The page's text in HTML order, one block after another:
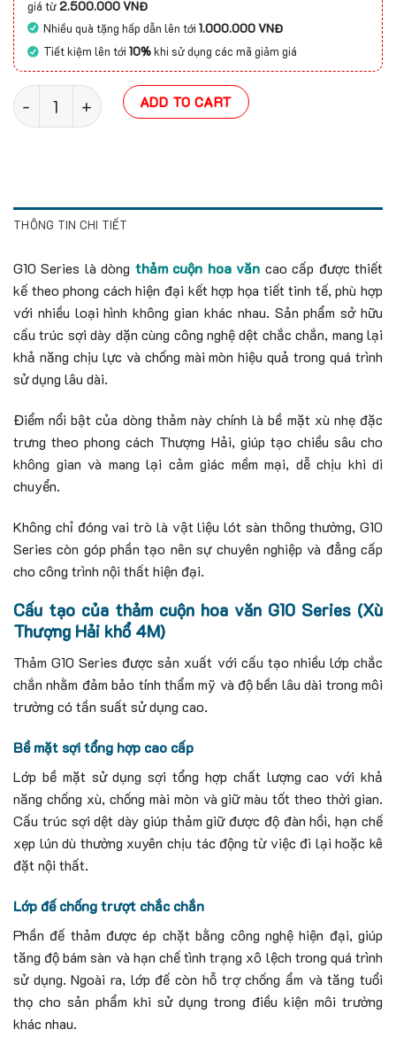
giá từ2.500.000 VNĐ
Nhiều quà tặng hấp dẫn lên tới1.000.000 VNĐ
Tiết kiệm lên tới10%khi sử dụng các mã giảm giá
Thảm cuộn hoa văn G10 Series (Xù Thượng Hải Khổ
ADD TO CART
THÔNG TIN CHI TIẾT
G10 Series là dòng thảm cuộn hoa văn cao cấp được thiết
kế theo phong cách hiện đại kết hợp họa tiết tinh tế, phù hợp
với nhiều loại hình không gian khác nhau. Sản phẩm sở hữu
cấu trúc sợi dày dặn cùng công nghệ dệt chắc chắn, mang lại
khả năng chịu lực và chống mài mòn hiệu quả trong quá trình
sử dụng lâu dài.
Điểm nổi bật của dòng thảm này chính là bề mặt xù nhẹ đặc
trưng theo phong cách Thượng Hải, giúp tạo chiều sâu cho
không gian và mang lại cảm giác mềm mại, dễ chịu khi di
chuyển.
Không chỉ đóng vai trò là vật liệu lót sàn thông thường, G10
Series còn góp phần tạo nên sự chuyên nghiệp và đẳng cấp
cho công trình nội thất hiện đại.
Cấu tạo của thảm cuộn hoa văn G10 Series (Xù
Thượng Hải khổ 4M)
Thảm G10 Series được sản xuất với cấu tạo nhiều lớp chắc
chắn nhằm đảm bảo tính thẩm mỹ và độ bền lâu dài trong môi
trường có tần suất sử dụng cao.
Bề mặt sợi tổng hợp cao cấp
Lớp bề mặt sử dụng sợi tổng hợp chất lượng cao với khả
năng chống xù, chống mài mòn và giữ màu tốt theo thời gian.
Cấu trúc sợi dệt dày giúp thảm giữ được độ đàn hồi, hạn chế
xẹp lún dù thường xuyên chịu tác động từ việc đi lại hoặc kê
đặt nội thất.
Lớp đế chống trượt chắc chắn
Phần đế thảm được ép chặt bằng công nghệ hiện đại, giúp
tăng độ bám sàn và hạn chế tình trạng xô lệch trong quá trình
sử dụng. Ngoài ra, lớp đế còn hỗ trợ chống ẩm và tăng tuổi
thọ cho sản phẩm khi sử dụng trong điều kiện môi trường
khác nhau.